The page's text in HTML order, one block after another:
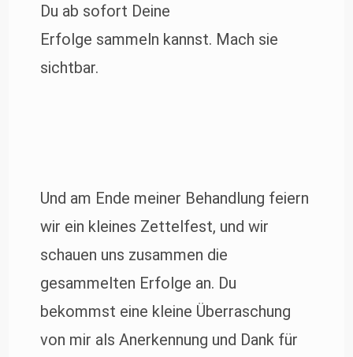
Du ab sofort Deine
Erfolge sammeln kannst. Mach sie
sichtbar.
Und am Ende meiner Behandlung feiern
wir ein kleines Zettelfest, und wir
schauen uns zusammen die
gesammelten Erfolge an. Du
bekommst eine kleine Überraschung
von mir als Anerkennung und Dank für